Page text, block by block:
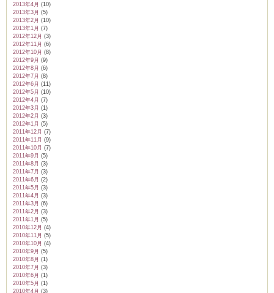
2013年4月 (10)
2013年3月 (5)
2013年2月 (10)
2013年1月 (7)
2012年12月 (3)
2012年11月 (6)
2012年10月 (8)
2012年9月 (9)
2012年8月 (6)
2012年7月 (8)
2012年6月 (11)
2012年5月 (10)
2012年4月 (7)
2012年3月 (1)
2012年2月 (3)
2012年1月 (5)
2011年12月 (7)
2011年11月 (9)
2011年10月 (7)
2011年9月 (5)
2011年8月 (3)
2011年7月 (3)
2011年6月 (2)
2011年5月 (3)
2011年4月 (3)
2011年3月 (6)
2011年2月 (3)
2011年1月 (5)
2010年12月 (4)
2010年11月 (5)
2010年10月 (4)
2010年9月 (5)
2010年8月 (1)
2010年7月 (3)
2010年6月 (1)
2010年5月 (1)
2010年4月 (3)